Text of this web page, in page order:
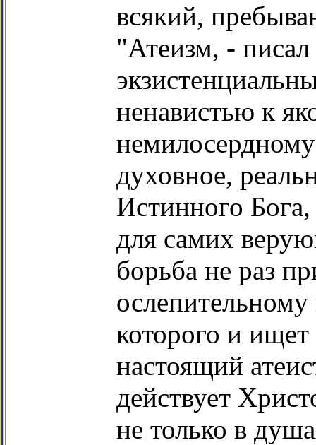
всякий,
"Атеизм, -
ненавистью к
духовное,
Истинного
для самих
борьба не раз
которого и ищет
настоящий
действует
не только в